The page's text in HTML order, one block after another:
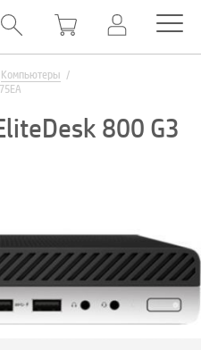
Компьютеры
800 G3